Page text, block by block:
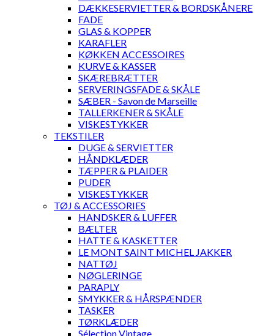
DÆKKESERVIETTER & BORDSKÅNERE
FADE
GLAS & KOPPER
KARAFLER
KØKKEN ACCESSOIRES
KURVE & KASSER
SKÆREBRÆTTER
SERVERINGSFADE & SKÅLE
SÆBER - Savon de Marseille
TALLERKENER & SKÅLE
VISKESTYKKER
TEKSTILER
DUGE & SERVIETTER
HÅNDKLÆDER
TÆPPER & PLAIDER
PUDER
VISKESTYKKER
TØJ & ACCESSORIES
HANDSKER & LUFFER
BÆLTER
HATTE & KASKETTER
LE MONT SAINT MICHEL JAKKER
NATTØJ
NØGLERINGE
PARAPLY
SMYKKER & HÅRSPÆNDER
TASKER
TØRKLÆDER
Sélection Vintage